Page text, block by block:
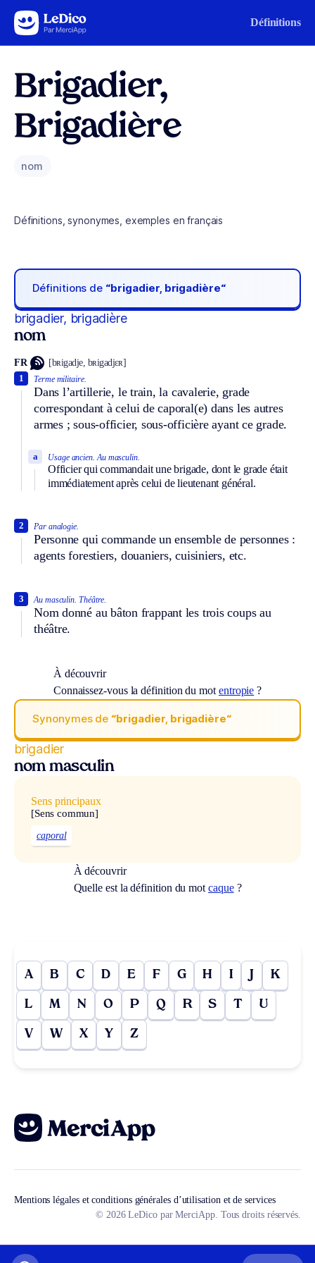
Aller au contenu Définitions
Brigadier,
Brigadière
nom
Définitions, synonymes, exemples en français
Définitions de “brigadier, brigadière“
brigadier, brigadière
nom
FR [bʀigadje, bʀigadjɛʀ]
Terme militaire.
Dans l’artillerie, le train, la cavalerie, grade
correspondant à celui de caporal(e) dans les autres
armes ; sous-officier, sous-officière ayant ce grade.
1
Usage ancien. Au masculin.
Officier qui commandait une brigade, dont le grade était
immédiatement après celui de lieutenant général.
a
Par analogie.
Personne qui commande un ensemble de personnes :
agents forestiers, douaniers, cuisiniers, etc.
2
Au masculin. Théâtre.
Nom donné au bâton frappant les trois coups au
théâtre.
3
À découvrir
Connaissez-vous la définition du mot entropie ?
Synonymes de “brigadier, brigadière“
brigadier
nom masculin
Sens principaux
[Sens commun]
caporal
À découvrir
Quelle est la définition du mot caque?
A B C D E F G H I J K
L M N O P Q R S T U
V W X Y Z
Mentions légales et conditions générales d’utilisation et de services
© 2026 LeDico par MerciApp. Tous droits réservés.